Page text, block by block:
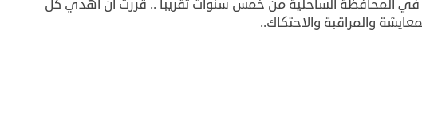
في المحافظة الساحلية من خمس سنوات تقريبا .. قررت أن اهدي كل
والمراقبة والاحتكاك..